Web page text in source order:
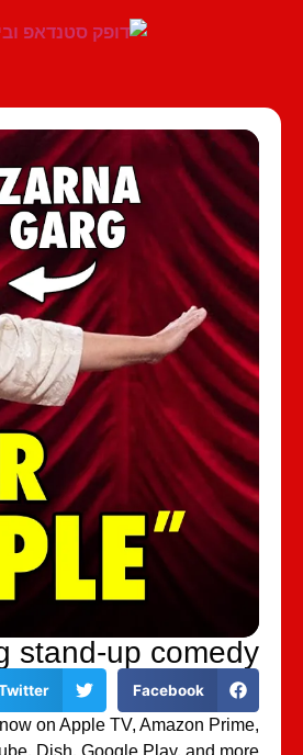
stand-up comedy
Facebook
on Apple TV, Amazon Prime,